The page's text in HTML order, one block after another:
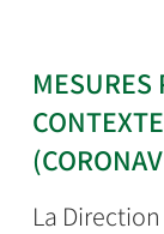
MESURES
La